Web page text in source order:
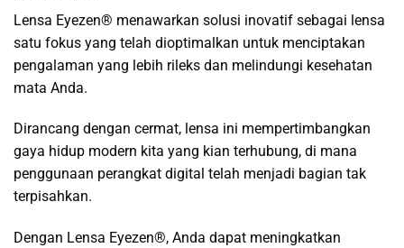
Lensa Eyezen® menawarkan solusi inovatif sebagai lensa
satu fokus yang telah dioptimalkan untuk menciptakan
pengalaman yang lebih rileks dan melindungi kesehatan
mata Anda.
Dirancang dengan cermat, lensa ini mempertimbangkan
gaya hidup modern kita yang kian terhubung, di mana
penggunaan perangkat digital telah menjadi bagian tak
terpisahkan.
Dengan Lensa Eyezen®, Anda dapat meningkatkan